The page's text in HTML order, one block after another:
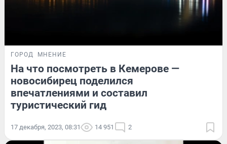
ГОРОД МНЕНИЕ
На что посмотреть в Кемерове —
новосибирец поделился
впечатлениями и составил
туристический гид
17 декабря, 2023, 08:31 14 951 2